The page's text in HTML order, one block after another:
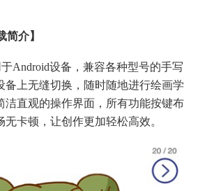
简介】
Android设备，兼容各种型号的手写
备上无缝切换，随时随地进行绘画学
洁直观的操作界面，所有功能按键布
卡顿，让创作更加轻松高效。